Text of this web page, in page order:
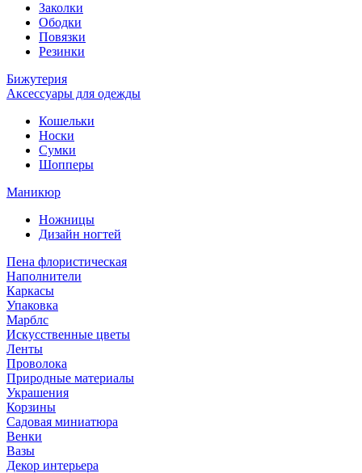
Заколки
Ободки
Повязки
Резинки
Бижутерия
Аксессуары для одежды
Кошельки
Носки
Сумки
Шопперы
Маникюр
Ножницы
Дизайн ногтей
Пена флористическая
Наполнители
Каркасы
Упаковка
Марблс
Искусственные цветы
Ленты
Проволока
Природные материалы
Украшения
Корзины
Садовая миниатюра
Венки
Вазы
Декор интерьера